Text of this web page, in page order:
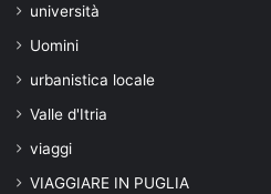
università
Uomini
urbanistica locale
Valle d'Itria
viaggi
VIAGGIARE IN PUGLIA